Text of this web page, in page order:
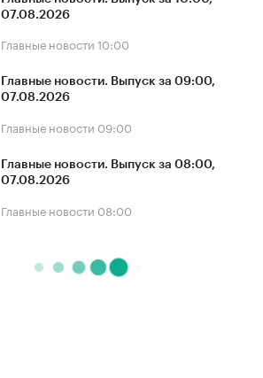
07.08.2026
Главные новости 10:00
Главные новости. Выпуск за 09:00,
07.08.2026
Главные новости 09:00
Главные новости. Выпуск за 08:00,
07.08.2026
Главные новости 08:00